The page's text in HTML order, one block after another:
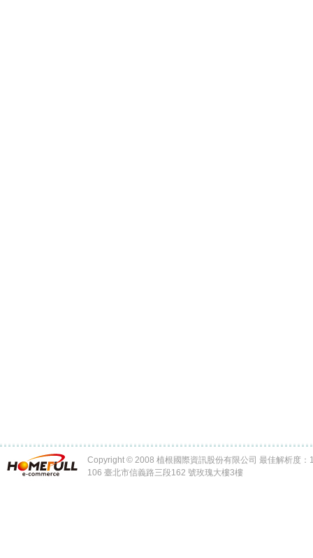
Copyright © 2008 植根國際資訊股份有限公司 最佳解析度：
106 臺北市信義路三段162 號玫瑰大樓3樓